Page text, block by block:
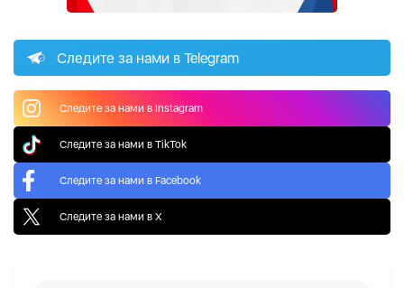
Следите за нами в Telegram
Следите за нами в Instagram
Следите за нами в TikTok
Следите за нами в Facebook
Следите за нами в X